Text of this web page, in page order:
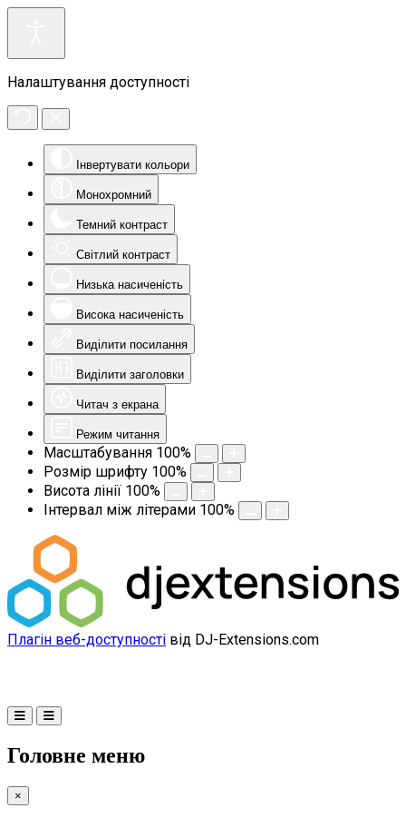
Налаштування доступності
Інвертувати кольори
Монохромний
Темний контраст
Світлий контраст
Низька насиченість
Висока насиченість
Виділити посилання
Виділити заголовки
Читач з екрана
Режим читання
Масштабування 100%
Розмір шрифту 100%
Висота лінії 100%
Інтервал між літерами 100%
Плагін веб-доступності від DJ-Extensions.com
Головне меню
×